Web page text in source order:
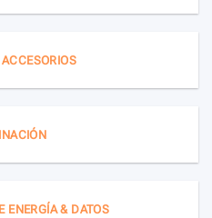
ENERGÍA & DATOS